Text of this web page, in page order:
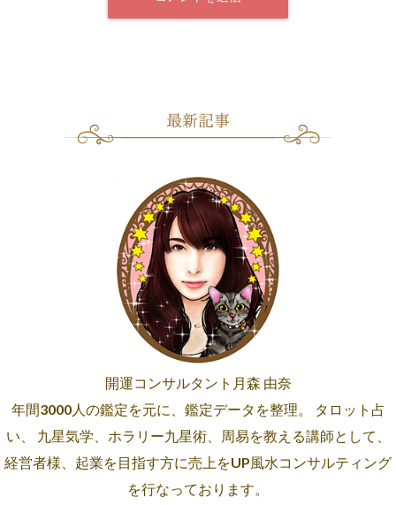
開運コンサルタント月森 由奈
年間3000人の鑑定を元に、鑑定データを整理。 タロット占
い、 九星気学、ホラリー九星術、周易を教える講師として、
経営者様、起業を目指す方に売上をUP風水コンサルティング
を行なっております。